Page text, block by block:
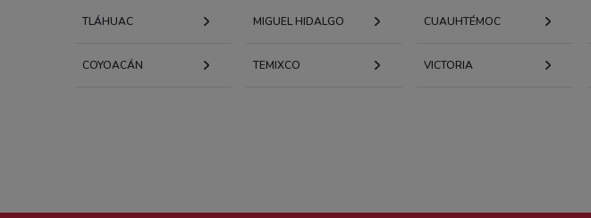
TLÁHUAC MIGUEL HIDALGO CUAUHTÉMOC
COYOACÁN TEMIXCO VICTORIA